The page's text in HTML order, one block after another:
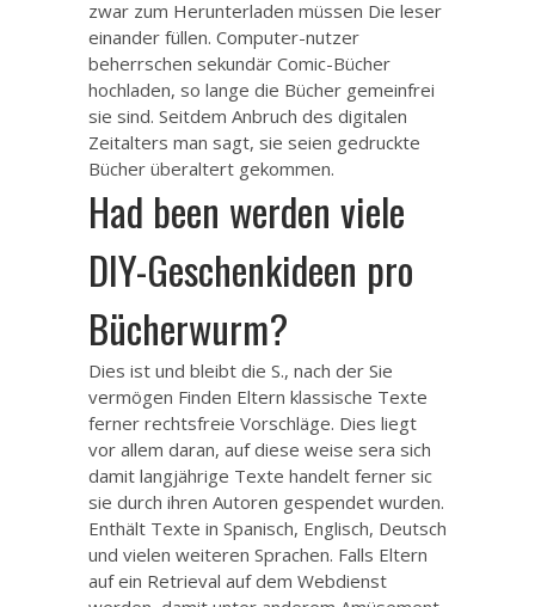
zwar zum Herunterladen müssen Die leser
einander füllen. Computer-nutzer
beherrschen sekundär Comic-Bücher
hochladen, so lange die Bücher gemeinfrei
sie sind. Seitdem Anbruch des digitalen
Zeitalters man sagt, sie seien gedruckte
Bücher überaltert gekommen.
Had been werden viele
DIY-Geschenkideen pro
Bücherwurm?
Dies ist und bleibt die S., nach der Sie
vermögen Finden Eltern klassische Texte
ferner rechtsfreie Vorschläge. Dies liegt
vor allem daran, auf diese weise sera sich
damit langjährige Texte handelt ferner sic
sie durch ihren Autoren gespendet wurden.
Enthält Texte in Spanisch, Englisch, Deutsch
und vielen weiteren Sprachen. Falls Eltern
auf ein Retrieval auf dem Webdienst